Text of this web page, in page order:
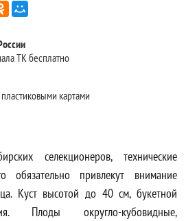
ТК бесплатно
картами
селекционеров, технические
обязательно привлекут внимание
Куст высотой до 40 см, букетной
Плоды округло-кубовидные,